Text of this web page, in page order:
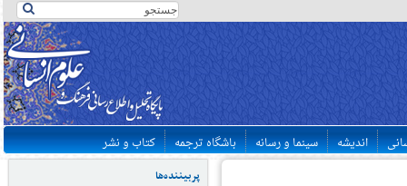
اندیشه سینما و رسانه باشگاه ترجمه کتاب و نشر
پربیننده‌ها